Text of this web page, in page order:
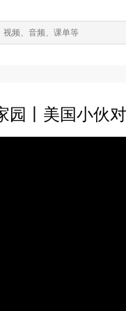
园丨美国小伙